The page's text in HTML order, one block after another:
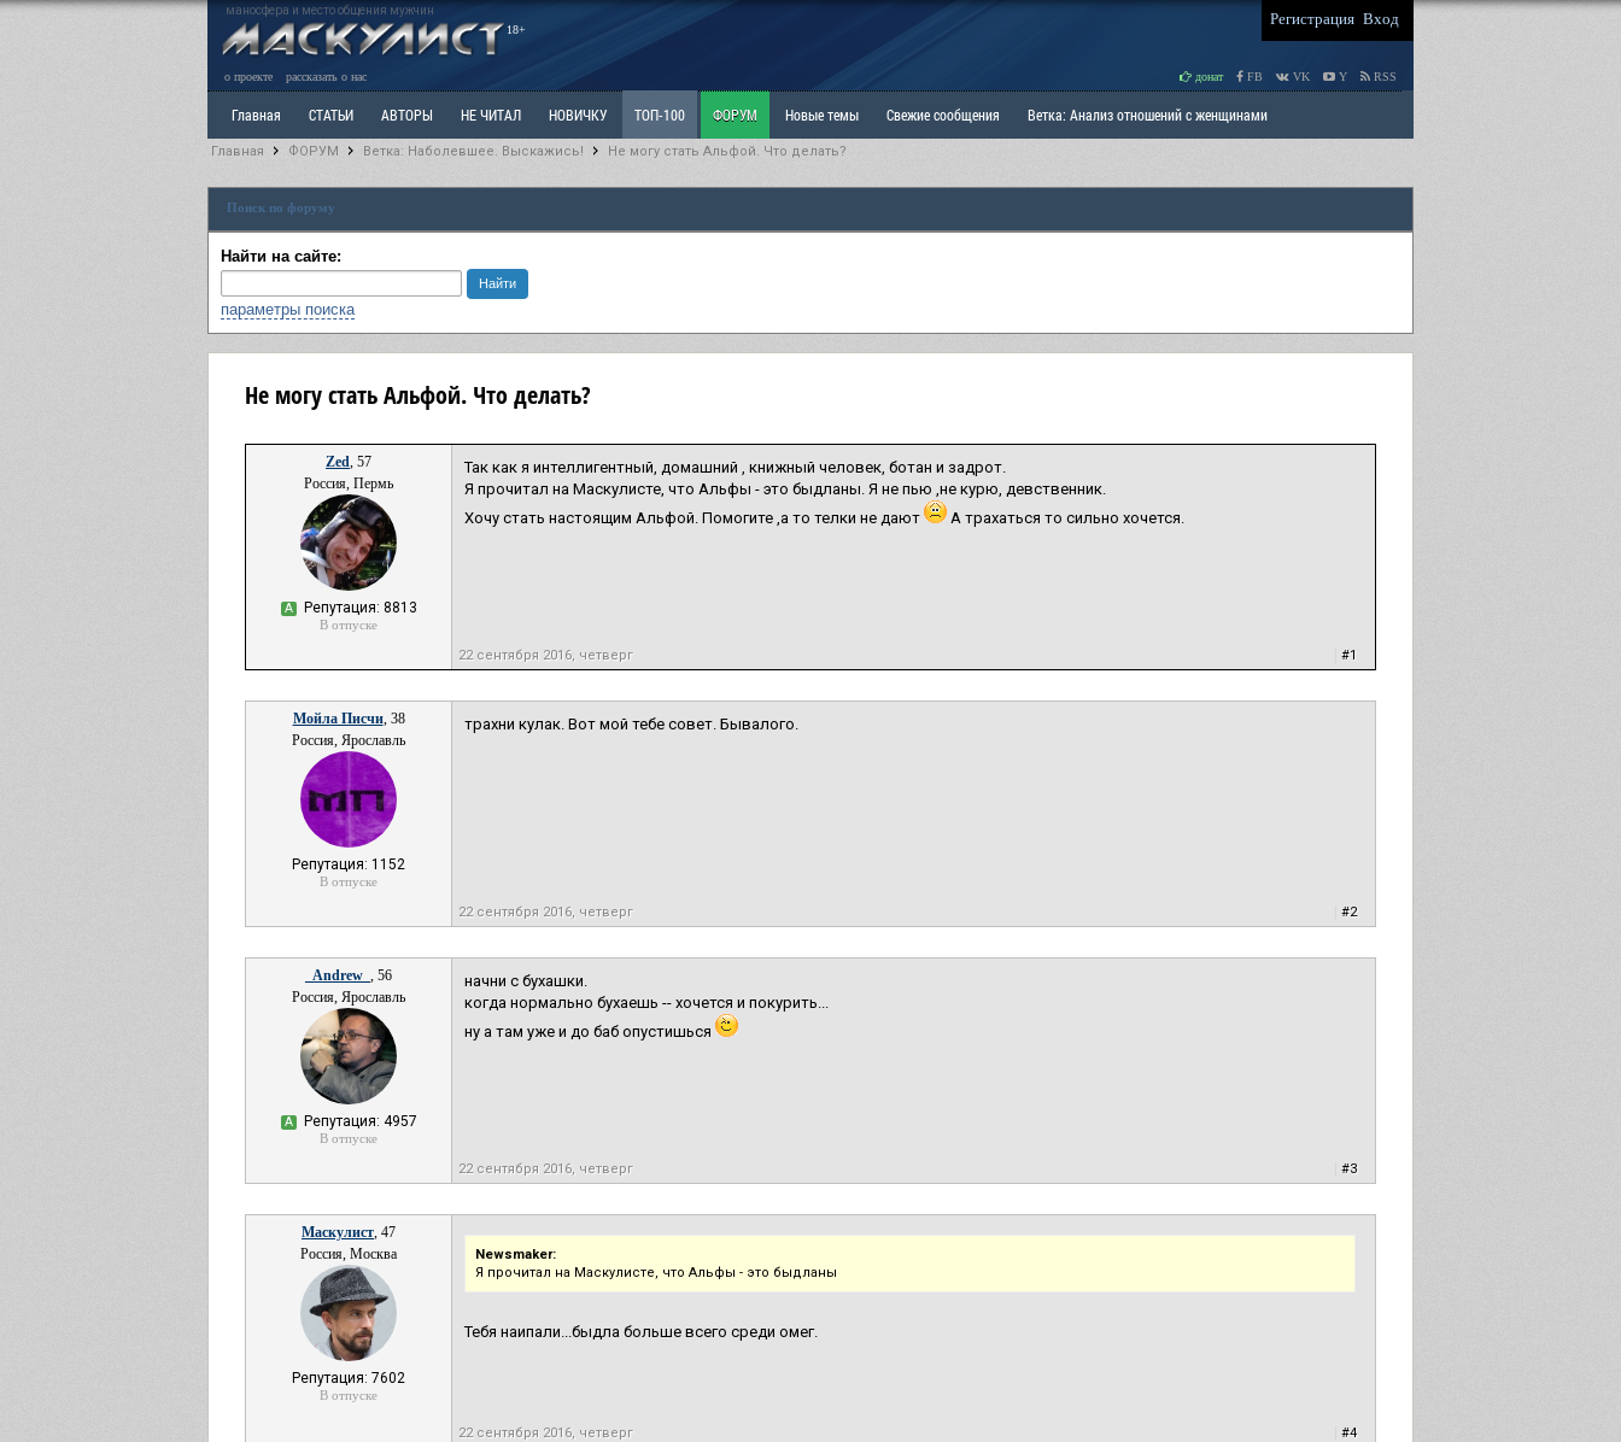
маносфера и место общения мужчин
18+
Регистрация Вход
о проекте рассказать о нас донат FB VK Y RSS
Главная СТАТЬИ АВТОРЫ НЕ ЧИТАЛ НОВИЧКУ ТОП-100 ФОРУМ Новые темы Свежие сообщения Ветка: Анализ отношений с женщинами
Ветка: Наболевшее. Выскажись! РАЗДЕЛ: Мы и Женщины
РАЗДЕЛ: Разное
Главная ФОРУМ Ветка: Наболевшее. Выскажись! Не могу стать Альфой. Что делать?
Поиск по форуму
Найти на сайте:
параметры поиска
Не могу стать Альфой. Что делать?
Zed, 57
Россия, Пермь
А Репутация: 8813
В отпуске
Так как я интеллигентный, домашний , книжный человек, ботан и задрот.
Я прочитал на Маскулисте, что Альфы - это быдланы. Я не пью ,не курю, девственник.
Хочу стать настоящим Альфой. Помогите ,а то телки не дают
А трахаться то сильно хочется.
22 сентября 2016, четверг #1
Мойла Писчи, 38
Россия, Ярославль
Репутация: 1152
В отпуске
трахни кулак. Вот мой тебе совет. Бывалого.
22 сентября 2016, четверг #2
_Andrew_ , 56
Россия, Ярославль
А Репутация: 4957
В отпуске
начни с бухашки.
когда нормально бухаешь -- хочется и покурить...
ну а там уже и до баб опустишься
22 сентября 2016, четверг #3
Маскулист, 47
Россия, Москва
Репутация: 7602
В отпуске
Newsmaker:
Я прочитал на Маскулисте, что Альфы - это быдланы
Тебя наипали...быдла больше всего среди омег.
22 сентября 2016, четверг #4